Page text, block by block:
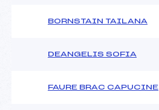
BORNSTAIN TAILANA
DEANGELIS SOFIA
FAURE BRAC CAPUCINE